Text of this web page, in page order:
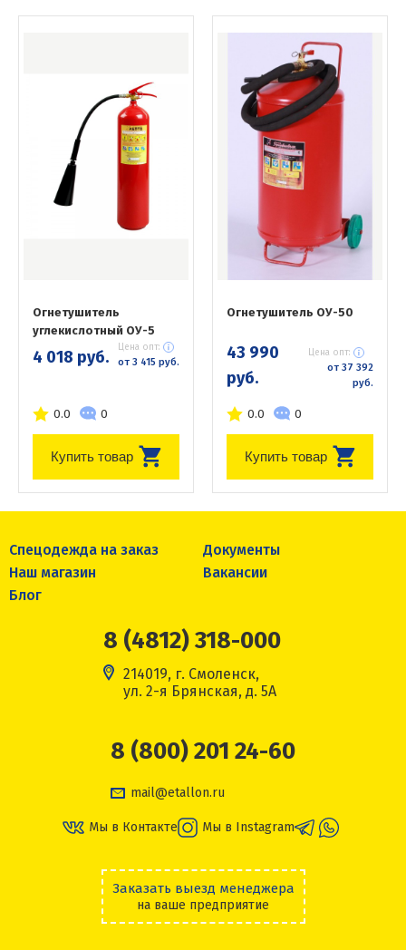
Огнетушитель
углекислотный ОУ-5
4 018 руб. Цена опт:
от 3 415 руб.
0.0 0
Купить товар
Огнетушитель ОУ-50
43 990
руб.
Цена опт:
от 37 392
руб.
0.0 0
Купить товар
Спецодежда на заказ
Документы
Наш магазин
Вакансии
Блог
8 (4812) 318-000
214019, г. Смоленск,
ул. 2-я Брянская, д. 5А
8 (800) 201 24-60
mail@etallon.ru
Мы в Контакте Мы в Instagram
Заказать выезд менеджера
на ваше предприятие